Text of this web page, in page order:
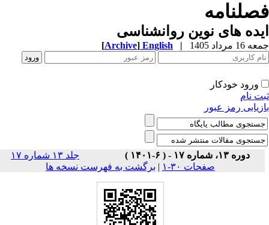
های نوین روانشناسی
مرداد 1405 |
English
[Archive]
ورود خودکار
نام
رمز عبور
دوره ۱۳، شماره ۱۷ - ( ۶-۱۴۰۱ )
جلد ۱۳ شماره ۱۷
صفحات ۳۰-۱
| برگشت به فهرست نسخه ها